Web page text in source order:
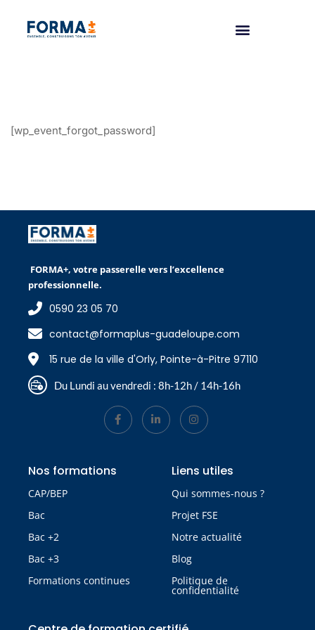
[wp_event_forgot_password]
FORMA+, votre passerelle vers l’excellence
professionnelle.
0590 23 05 70
contact@formaplus-guadeloupe.com
15 rue de la ville d'Orly, Pointe-à-Pitre 97110
Du Lundi au vendredi : 8h-12h / 14h-16h
Nos formations
CAP/BEP
Bac
Bac +2
Bac +3
Formations continues
Liens utiles
Qui sommes-nous ?
Projet FSE
Notre actualité
Blog
Politique de
confidentialité